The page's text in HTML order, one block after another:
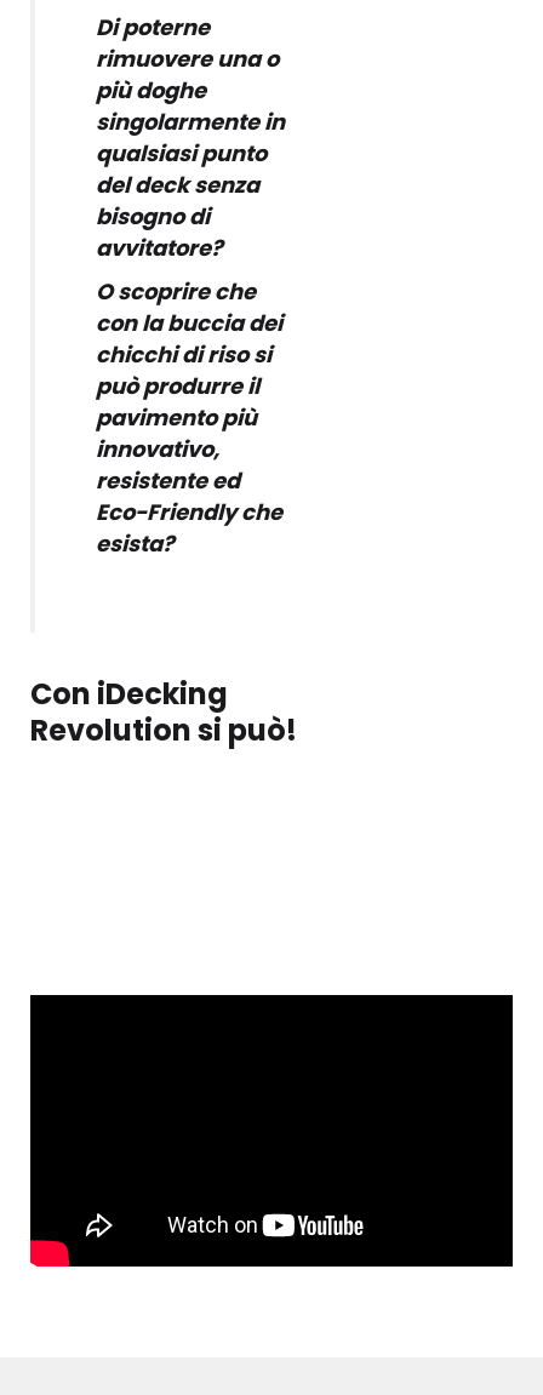
Di poterne
rimuovere una o
più doghe
singolarmente in
qualsiasi punto
del deck senza
bisogno di
avvitatore?
O scoprire che
con la buccia dei
chicchi di riso si
può produrre il
pavimento più
innovativo,
resistente ed
Eco-Friendly che
esista?
Con iDecking
Revolution si può!